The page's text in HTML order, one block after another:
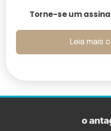
Torne-se um
Leia mais